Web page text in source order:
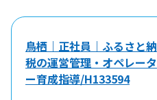
鳥栖｜正社員｜ふるさと納
税の運営管理・オペレータ
ー育成指導/H133594